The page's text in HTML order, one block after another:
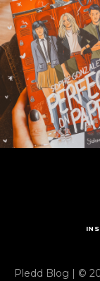
Pledd Blog | ©